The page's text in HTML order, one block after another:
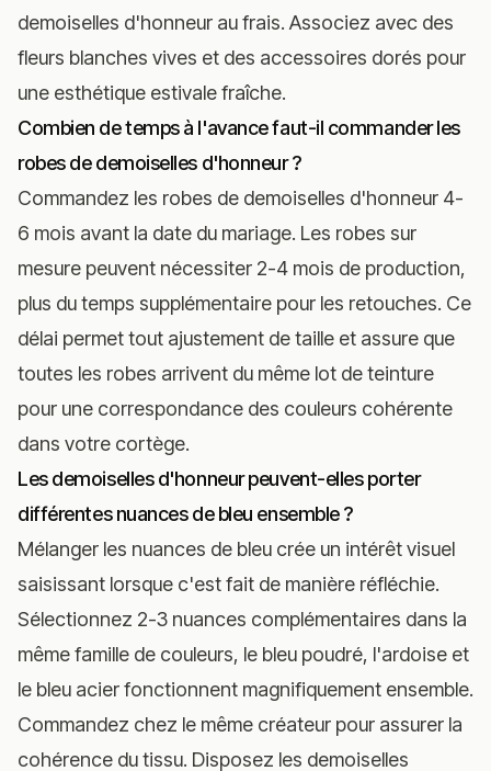
demoiselles d'honneur au frais. Associez avec des
fleurs blanches vives et des accessoires dorés pour
une esthétique estivale fraîche.
Combien de temps à l'avance faut-il commander les
robes de demoiselles d'honneur ?
Commandez les robes de demoiselles d'honneur 4-
6 mois avant la date du mariage. Les robes sur
mesure peuvent nécessiter 2-4 mois de production,
plus du temps supplémentaire pour les retouches. Ce
délai permet tout ajustement de taille et assure que
toutes les robes arrivent du même lot de teinture
pour une correspondance des couleurs cohérente
dans votre cortège.
Les demoiselles d'honneur peuvent-elles porter
différentes nuances de bleu ensemble ?
Mélanger les nuances de bleu crée un intérêt visuel
saisissant lorsque c'est fait de manière réfléchie.
Sélectionnez 2-3 nuances complémentaires dans la
même famille de couleurs, le bleu poudré, l'ardoise et
le bleu acier fonctionnent magnifiquement ensemble.
Commandez chez le même créateur pour assurer la
cohérence du tissu. Disposez les demoiselles